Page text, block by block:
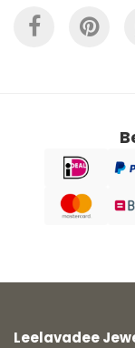
Leelavadee